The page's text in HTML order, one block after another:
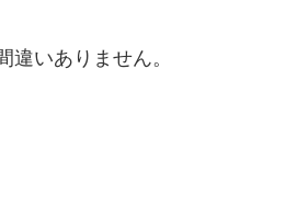
違いありません。